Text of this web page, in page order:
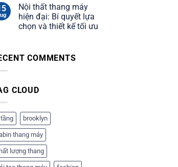
máy
liên
doanh:
Báo
tư
Nội thất thang máy
hiện đại: Bí quyết lựa
chọn và thiết kế tối ưu
COMMENTS
CLOUD
brooklyn
thang máy
lượng thang